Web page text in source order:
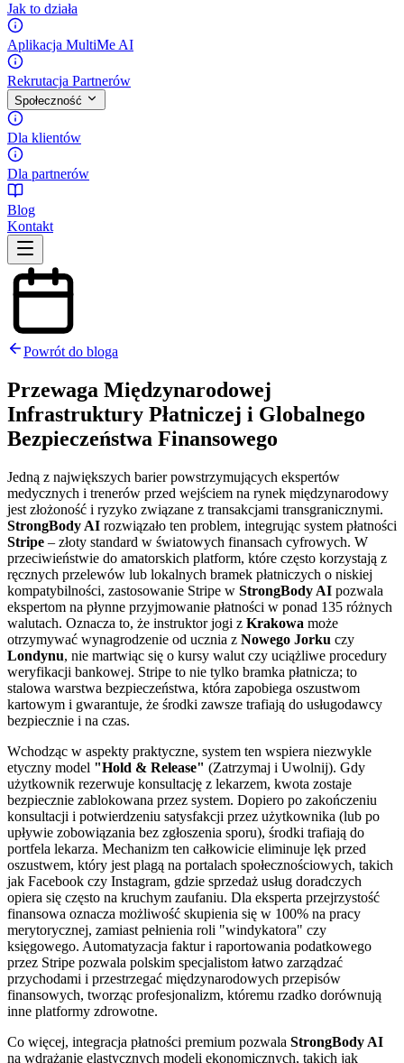
Jak to działa
Aplikacja MultiMe AI
Rekrutacja Partnerów
Społeczność
Dla klientów
Dla partnerów
Blog
Kontakt
Powrót do bloga
Przewaga Międzynarodowej
Infrastruktury Płatniczej i Globalnego
Bezpieczeństwa Finansowego
Jedną z największych barier powstrzymujących ekspertów
medycznych i trenerów przed wejściem na rynek międzynarodowy
jest złożoność i ryzyko związane z transakcjami transgranicznymi.
StrongBody AI rozwiązało ten problem, integrując system płatności
Stripe – złoty standard w światowych finansach cyfrowych. W
przeciwieństwie do amatorskich platform, które często korzystają z
ręcznych przelewów lub lokalnych bramek płatniczych o niskiej
kompatybilności, zastosowanie Stripe w StrongBody AI pozwala
ekspertom na płynne przyjmowanie płatności w ponad 135 różnych
walutach. Oznacza to, że instruktor jogi z Krakowa może
otrzymywać wynagrodzenie od ucznia z Nowego Jorku czy
Londynu, nie martwiąc się o kursy walut czy uciążliwe procedury
weryfikacji bankowej. Stripe to nie tylko bramka płatnicza; to
stalowa warstwa bezpieczeństwa, która zapobiega oszustwom
kartowym i gwarantuje, że środki zawsze trafiają do usługodawcy
bezpiecznie i na czas.
Wchodząc w aspekty praktyczne, system ten wspiera niezwykle
etyczny model "Hold & Release" (Zatrzymaj i Uwolnij). Gdy
użytkownik rezerwuje konsultację z lekarzem, kwota zostaje
bezpiecznie zablokowana przez system. Dopiero po zakończeniu
konsultacji i potwierdzeniu satysfakcji przez użytkownika (lub po
upływie zobowiązania bez zgłoszenia sporu), środki trafiają do
portfela lekarza. Mechanizm ten całkowicie eliminuje lęk przed
oszustwem, który jest plagą na portalach społecznościowych, takich
jak Facebook czy Instagram, gdzie sprzedaż usług doradczych
opiera się często na kruchym zaufaniu. Dla eksperta przejrzystość
finansowa oznacza możliwość skupienia się w 100% na pracy
merytorycznej, zamiast pełnienia roli "windykatora" czy
księgowego. Automatyzacja faktur i raportowania podatkowego
przez Stripe pozwala polskim specjalistom łatwo zarządzać
przychodami i przestrzegać międzynarodowych przepisów
finansowych, tworząc profesjonalizm, któremu rzadko dorównują
inne platformy zdrowotne.
Co więcej, integracja płatności premium pozwala StrongBody AI
na wdrażanie elastycznych modeli ekonomicznych, takich jak